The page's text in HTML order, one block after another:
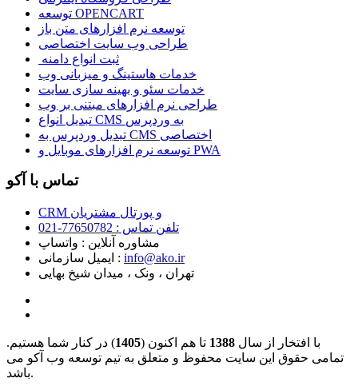
توسعه OPENCART
توسعه نرم افزارهای متن باز
طراحی وب سایت اختصاصی
ثبت انواع دامنه
خدمات هاستینگ و میزبانی وب
خدمات سئو و بهینه سازی سایت
طراحی نرم افزارهای مبتنی بر وب
تبدیل انواع CMS به وردپرس
تبدیل وردپرس به CMS اختصاصی
توسعه نرم افزارهای موبایل و PWA
تماس با آکو
CRM و پورتال مشتریان
تلفن تماس :‌ 77650782-021
مشاوره آنلاین : واتساپ
ایمیل سازمانی :‌ info@ako.ir
تهران ، ونک ، میدان شیخ بهایی
با افتخار از سال 1388 تا هم اکنون (1405) در کنار شما هستیم.
تمامی حقوق این سایت محفوظ و متعلق به تیم توسعه وب آکو می
باشد.